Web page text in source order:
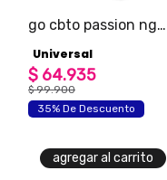
go cbto passion ng
Universal
$ 64.935
$ 99.900
35% De Descuento
agregar al carrito